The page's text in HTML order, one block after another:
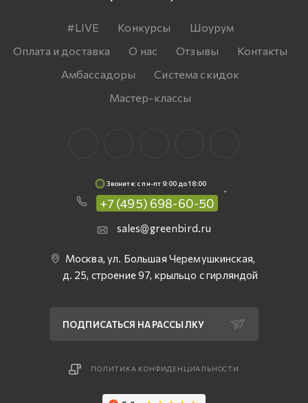
#LIVE Конкурсы
Шоурум
Оплата и доставка
О нас Отзывы
Контакты
Амбассадоры
Система скидок
Мастер-классы
Звоните: c пн-пт 9:00 до 18:00
+7 (495) 698-60-50
sales@greenbird.ru
Москва, ул. Большая Черемушкинская,
д. 25, строение 97, крыльцо с гирляндой
ПОДПИСАТЬСЯ НА РАССЫЛКУ
ПОЛИТИКА КОНФИДЕНЦИАЛЬНОСТИ